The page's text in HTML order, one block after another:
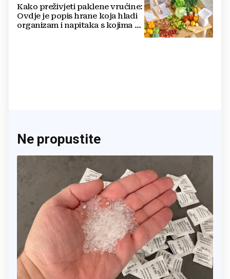
Kako preživjeti paklene vrućine:
Ovdje je popis hrane koja hladi
organizam i napitaka s kojima si
Ne propustite